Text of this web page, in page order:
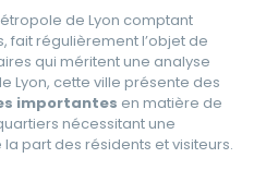
de Lyon comptant
fait régulièrement l’objet de
qui méritent une analyse
Lyon, cette ville présente des
importantes en matière de
nécessitant une
part des résidents et visiteurs.